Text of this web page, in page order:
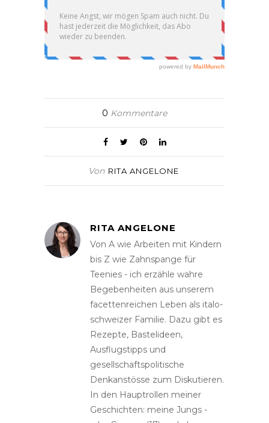
0 Kommentare
Von RITA ANGELONE
RITA ANGELONE
Von A wie Arbeiten mit Kindern
bis Z wie Zahnspange für
Teenies - ich erzähle wahre
Begebenheiten aus unserem
facettenreichen Leben als italo-
schweizer Familie. Dazu gibt es
Rezepte, Bastelideen,
Ausflugstipps und
gesellschaftspolitische
Denkanstösse zum Diskutieren.
In den Hauptrollen meiner
Geschichten: meine Jungs -